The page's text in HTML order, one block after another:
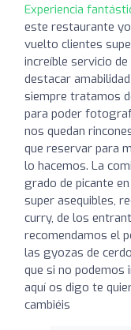
Experiencia
este restaurante
vuelto clientes
increíble servicio
destacar
siempre tratamos
para poder
nos quedan
que reservar para
lo hacemos. La
grado de picante
super asequibles,
curry, de los
recomendamos el
las gyozas de
que si no podemos
aquí os digo te
cambiéis